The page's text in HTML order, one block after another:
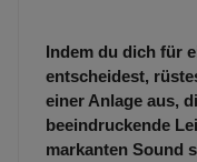
Indem du dich für
entscheidest,
einer Anlage aus,
beeindruckende
markanten Sound